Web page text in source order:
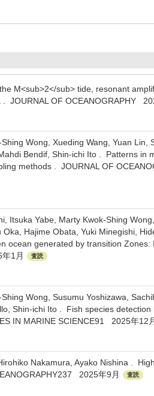
M<sub>2</sub> tide, resonant
JOURNAL OF OCEANOGRAPHY
Wong, Xueding Wang, Yuan Lin,
Bendif, Shin-ichi Ito . Patterns in
methods . JOURNAL OF
Itsuka Yabe, Marty Kwok-Shing
Hajime Obata, Yuki Minegishi,
generated by transition
1月
査読
Wong, Susumu Yoshizawa,
Shin-ichi Ito . Fish species detection
IN MARINE SCIENCE91 2025年12
Nakamura, Ayako Nishina .
2025年9月
査読